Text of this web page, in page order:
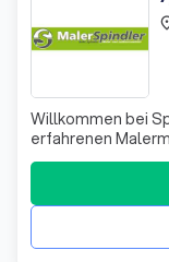
Willkommen bei
erfahrenen
Umgebung. Als
an